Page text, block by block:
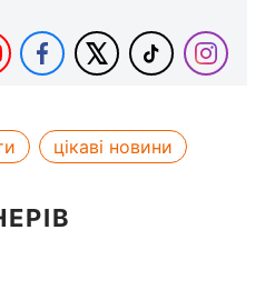
цікаві новини